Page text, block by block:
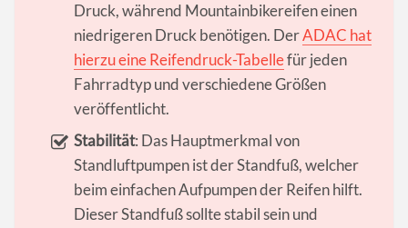
Druck, während Mountainbikereifen einen
niedrigeren Druck benötigen. DerADAC hat
hierzu eine Reifendruck-Tabellefür jeden
Fahrradtyp und verschiedene Größen
veröffentlicht.
Stabilität: Das Hauptmerkmal von
Standluftpumpen ist der Standfuß, welcher
beim einfachen Aufpumpen der Reifen hilft.
Dieser Standfuß sollte stabil sein und